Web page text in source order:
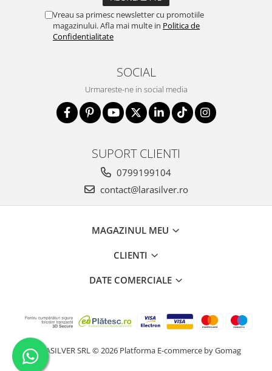
Vreau sa primesc newsletter cu promotiile
magazinului. Afla mai multe in Politica de
Confidentialitate
SOCIAL
Urmareste-ne in social media
SUPORT CLIENTI
0799199104
contact@larasilver.ro
MAGAZINUL MEU
CLIENTI
DATE COMERCIALE
LARASILVER SRL © 2026 Platforma E-commerce by Gomag